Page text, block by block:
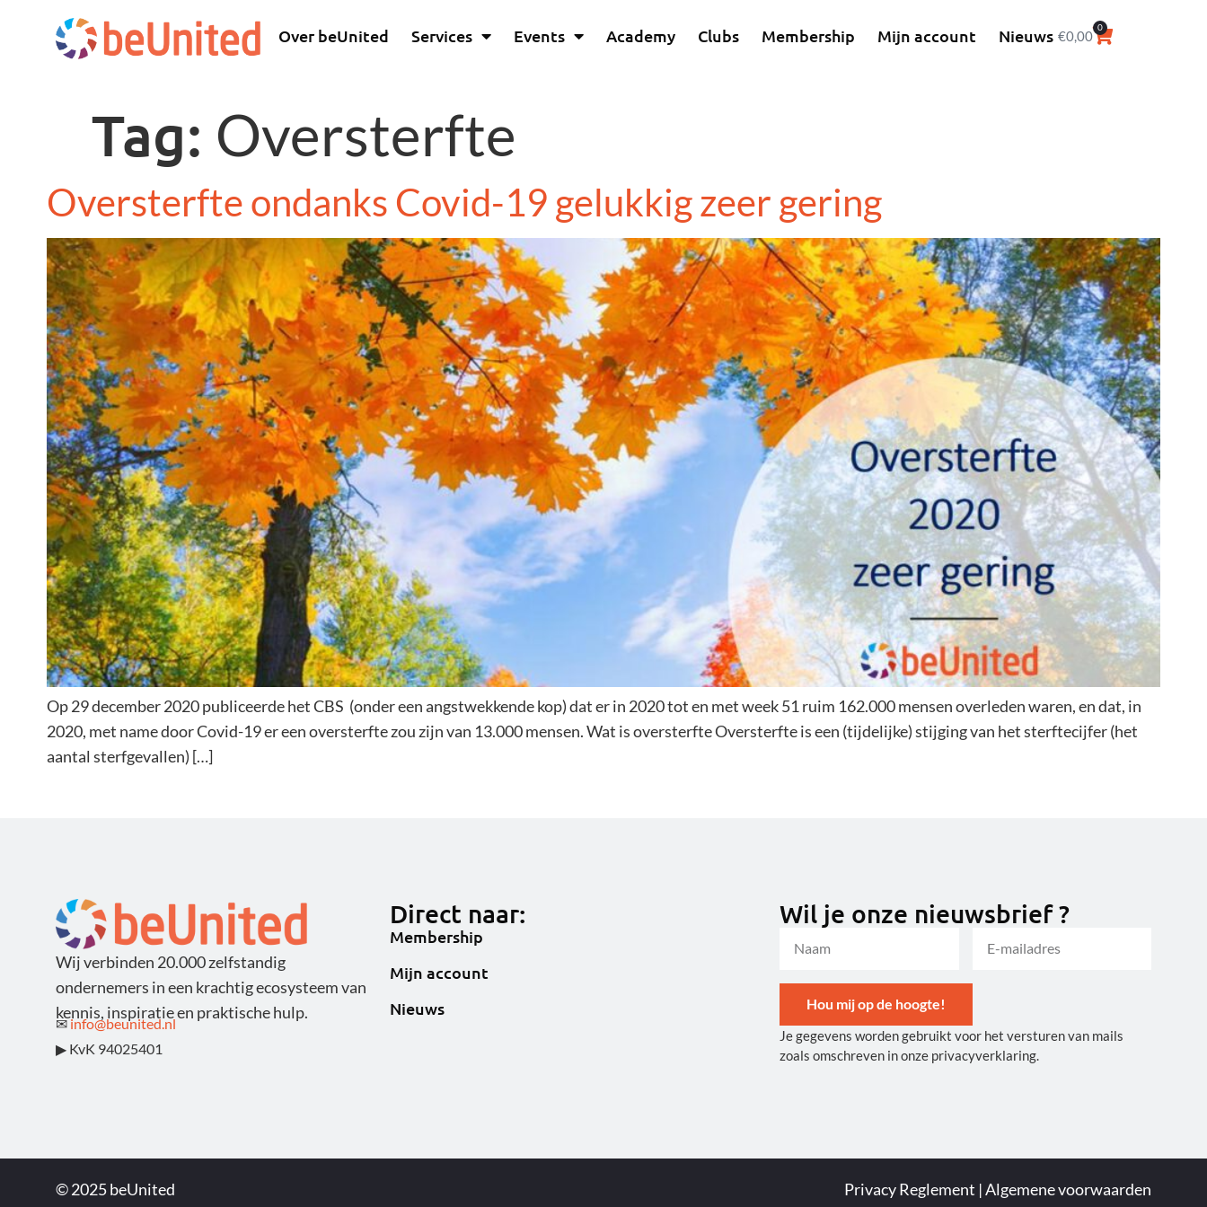
Over beUnited Services Events Academy Clubs Membership Mijn account Nieuws €0,00
0
Tag: Oversterfte
Oversterfte ondanks Covid-19 gelukkig zeer gering
Op 29 december 2020 publiceerde het CBS (onder een angstwekkende kop) dat er in 2020 tot en met week 51 ruim 162.000 mensen overleden waren, en dat, in
2020, met name door Covid-19 er een oversterfte zou zijn van 13.000 mensen. Wat is oversterfte Oversterfte is een (tijdelijke) stijging van het sterftecijfer (het
aantal sterfgevallen) […]
Wij verbinden 20.000 zelfstandig
ondernemers in een krachtig ecosysteem van
kennis, inspiratie en praktische hulp.
✉info@beunited.nl
▶ KvK 94025401
Direct naar:
Membership
Mijn account
Nieuws
Wil je onze nieuwsbrief ?
Hou mij op de hoogte!
Alternative:
Je gegevens worden gebruikt voor het versturen van mails
zoals omschreven in onze privacyverklaring.
© 2025 beUnited Privacy Reglement |Algemene voorwaarden